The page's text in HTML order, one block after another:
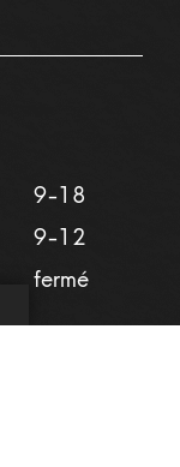
9-18
9-12
fermé